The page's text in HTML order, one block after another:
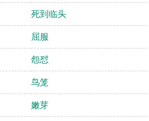
死到临头
屈服
怨怼
鸟笼
嫩芽